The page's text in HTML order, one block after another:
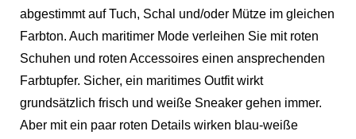
abgestimmt auf Tuch, Schal und/oder Mütze im gleichen
Farbton. Auch maritimer Mode verleihen Sie mit roten
Schuhen und roten Accessoires einen ansprechenden
Farbtupfer. Sicher, ein maritimes Outfit wirkt
grundsätzlich frisch und weiße Sneaker gehen immer.
Aber mit ein paar roten Details wirken blau-weiße